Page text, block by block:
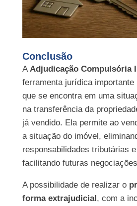
Conclusão
A Adjudicação Compulsória
ferramenta jurídica importante
que se encontra em uma
na transferência da
já vendido. Ela permite ao
a situação do imóvel,
responsabilidades tributárias
facilitando futuras
A possibilidade de realizar o
forma extrajudicial, com a